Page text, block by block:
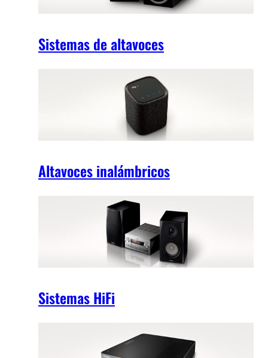
Sistemas de altavoces
Altavoces inalámbricos
Sistemas HiFi